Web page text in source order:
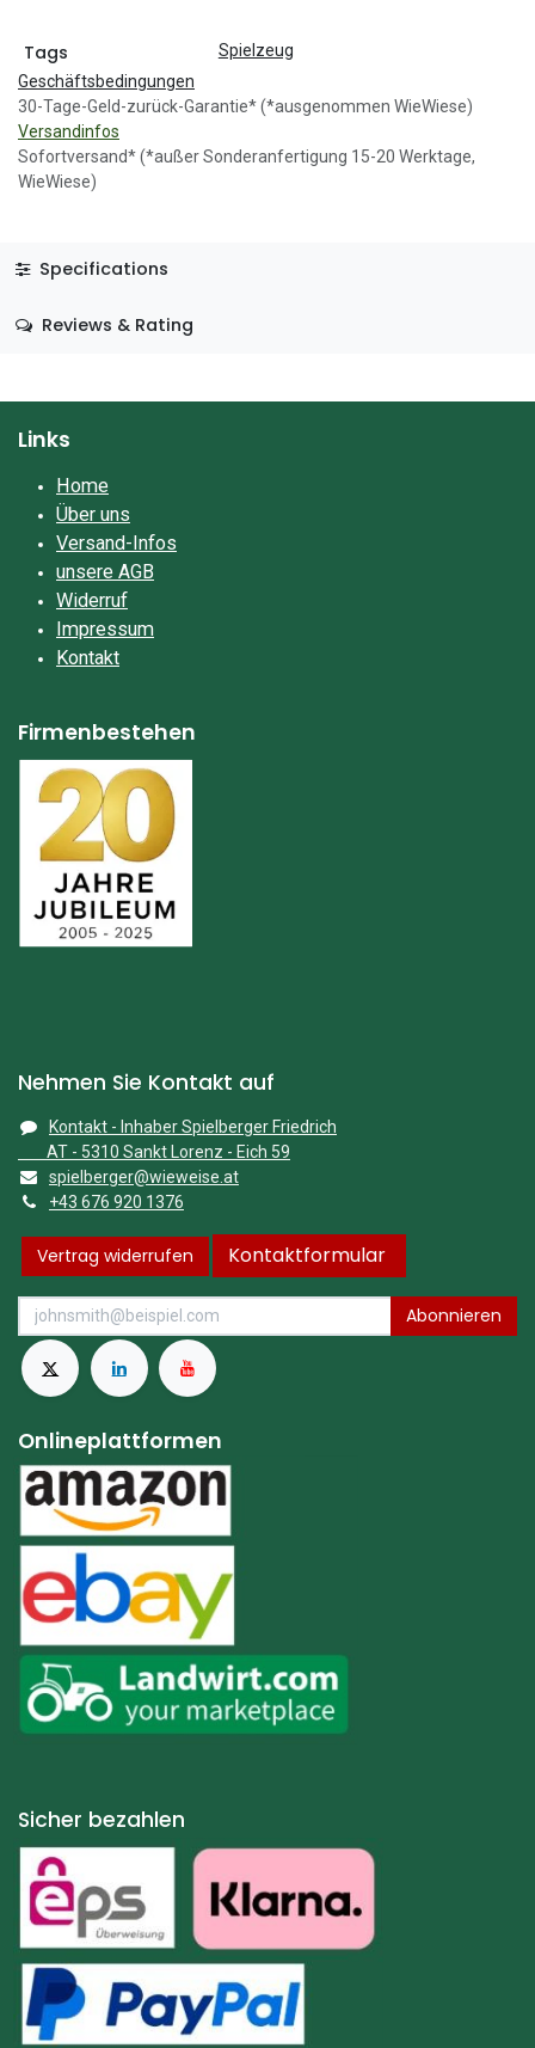
Tags
Spielzeug
Geschäftsbedingungen
30-Tage-Geld-zurück-Garantie* (*ausgenommen WieWiese)
Versandinfos
Sofortversand* (*außer Sonderanfertigung 15-20 Werktage,
WieWiese)
Specifications
Reviews & Rating
Links
Home
Über uns
Versand-Infos
unsere AGB
Widerruf
Impressum​
Kontakt
Firmenbestehen
Nehmen Sie Kontakt auf
Kontakt - Inhaber Spielberger Friedrich
AT - 5310 Sankt Lorenz - Eich 59
spielberger@wieweise.at
+43 676 920 1376
Vertrag widerrufen Kontaktformular
Abonnieren
Onlineplattformen
Sicher bezahlen